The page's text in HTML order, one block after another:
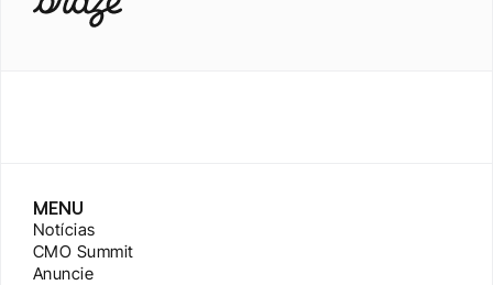
MENU
Notícias
CMO Summit
Anuncie